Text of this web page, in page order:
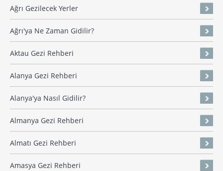
Ağrı Gezilecek Yerler
Ağrı'ya Ne Zaman Gidilir?
Aktau Gezi Rehberi
Alanya Gezi Rehberi
Alanya'ya Nasıl Gidilir?
Almanya Gezi Rehberi
Almatı Gezi Rehberi
Amasya Gezi Rehberi